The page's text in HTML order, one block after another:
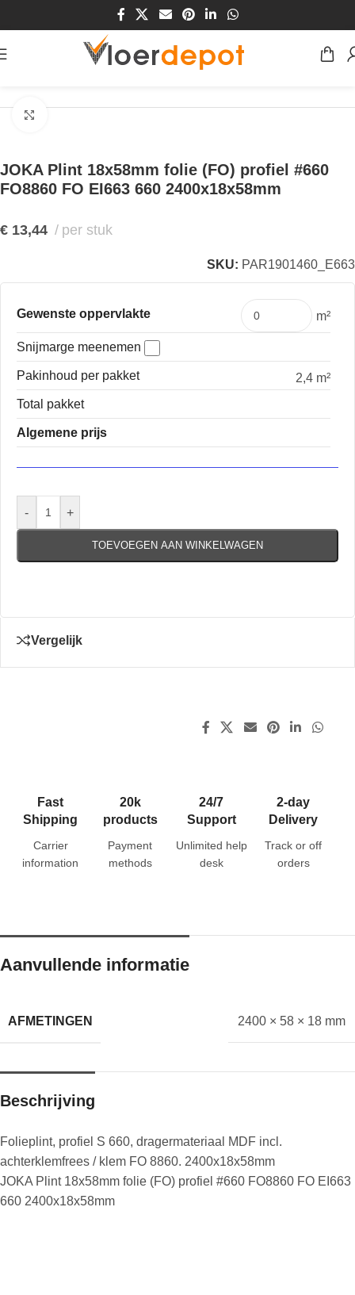
JOKA Plint 18x58mm folie (FO) profiel #660
FO8860 FO EI663 660 2400x18x58mm
€ 13,44 per stuk
SKU: PAR1901460_E663
Gewenste oppervlakte m²
Snijmarge meenemen
Pakinhoud per pakket
2,4 m²
Total pakket
Algemene prijs
- +
TOEVOEGEN AAN WINKELWAGEN
Vergelijk
Fast
Shipping
Carrier
information
20k
products
Payment
methods
24/7
Support
Unlimited help
desk
2-day
Delivery
Track or off
orders
Aanvullende informatie
AFMETINGEN 2400 × 58 × 18 mm
Beschrijving
Folieplint, profiel S 660, dragermateriaal MDF incl.
achterklemfrees / klem FO 8860. 2400x18x58mm
JOKA Plint 18x58mm folie (FO) profiel #660 FO8860 FO EI663
660 2400x18x58mm